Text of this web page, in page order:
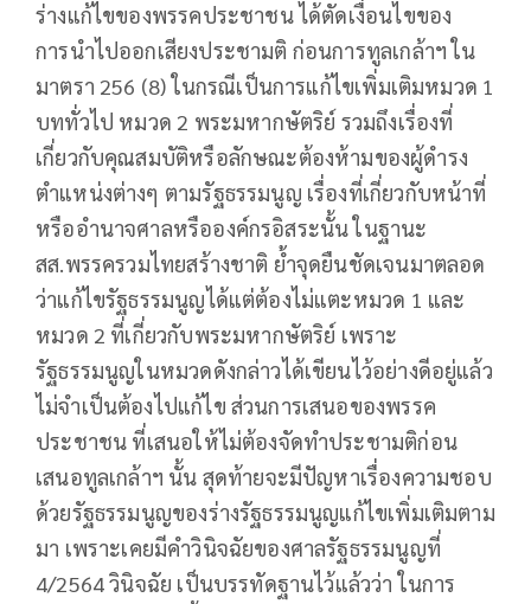
ร่างแก้ไขของพรรคประชาชน ได้ตัดเงื่อนไขของ
การนำไปออกเสียงประชามติ ก่อนการทูลเกล้าฯ ใน
มาตรา 256 (8) ในกรณีเป็นการแก้ไขเพิ่มเติมหมวด 1
บททั่วไป หมวด 2 พระมหากษัตริย์ รวมถึงเรื่องที่
เกี่ยวกับคุณสมบัติหรือลักษณะต้องห้ามของผู้ดำรง
ตำแหน่งต่างๆ ตามรัฐธรรมนูญ เรื่องที่เกี่ยวกับหน้าที่
หรืออำนาจศาลหรือองค์กรอิสระนั้น ในฐานะ
สส.พรรครวมไทยสร้างชาติ ย้ำจุดยืนชัดเจนมาตลอด
ว่าแก้ไขรัฐธรรมนูญได้แต่ต้องไม่แตะหมวด 1 และ
หมวด 2 ที่เกี่ยวกับพระมหากษัตริย์ เพราะ
รัฐธรรมนูญในหมวดดังกล่าวได้เขียนไว้อย่างดีอยู่แล้ว
ไม่จำเป็นต้องไปแก้ไข ส่วนการเสนอของพรรค
ประชาชน ที่เสนอให้ไม่ต้องจัดทำประชามติก่อน
เสนอทูลเกล้าฯ นั้น สุดท้ายจะมีปัญหาเรื่องความชอบ
ด้วยรัฐธรรมนูญของร่างรัฐธรรมนูญแก้ไขเพิ่มเติมตาม
มา เพราะเคยมีคำวินิจฉัยของศาลรัฐธรรมนูญที่
4/2564 วินิจฉัย เป็นบรรทัดฐานไว้แล้วว่า ในการ